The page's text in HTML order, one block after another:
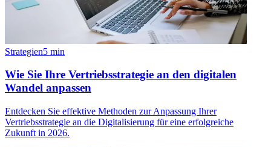
Strategien5 min
Wie Sie Ihre Vertriebsstrategie an den digitalen
Wandel anpassen
Entdecken Sie effektive Methoden zur Anpassung Ihrer
Vertriebsstrategie an die Digitalisierung für eine erfolgreiche
Zukunft in 2026.